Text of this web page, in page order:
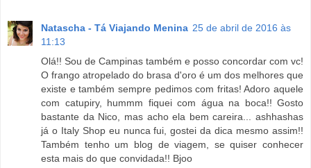
Natascha - Tá Viajando Menina 25 de abril de 2016 às
11:13
Olá!! Sou de Campinas também e posso concordar com vc!
O frango atropelado do brasa d'oro é um dos melhores que
existe e também sempre pedimos com fritas! Adoro aquele
com catupiry, hummm fiquei com água na boca!! Gosto
bastante da Nico, mas acho ela bem careira... ashhashas
já o Italy Shop eu nunca fui, gostei da dica mesmo assim!!
Também tenho um blog de viagem, se quiser conhecer
esta mais do que convidada!! Bjoo